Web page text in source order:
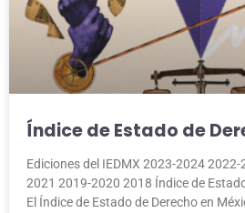
Índice de Estado de
Ediciones del IEDMX 2023-2024
2021 2019-2020 2018 Índice de
El Índice de Estado de Derecho en